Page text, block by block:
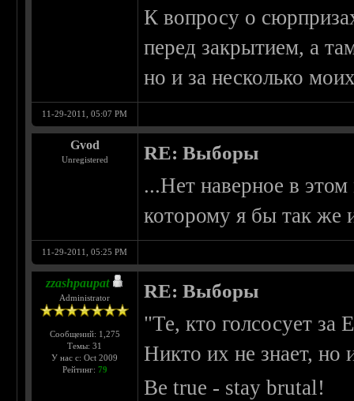
К вопросу о
перед закрытием, а
но и за несколько
11-29-2011, 05:07 PM
Gvod
Unregistered RE: Выборы
...Нет наверное в
которому я бы так же
11-29-2011, 05:25 PM
zzashpaupat
Administrator
Сообщений: 1,275
Темы: 31
У нас с: Oct 2009
Рейтинг: 79
RE: Выборы
"Те, кто голсосует за
Никто их не знает, но
Be true - stay brutal!